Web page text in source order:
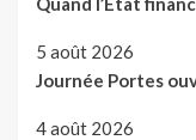
5 août 2026
Journée Portes
4 août 2026